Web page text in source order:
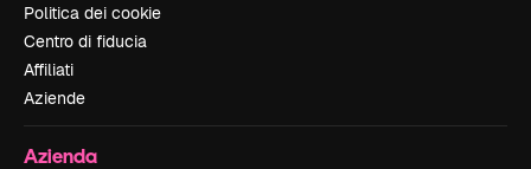
Politica dei cookie
Centro di fiducia
Affiliati
Aziende
Azienda